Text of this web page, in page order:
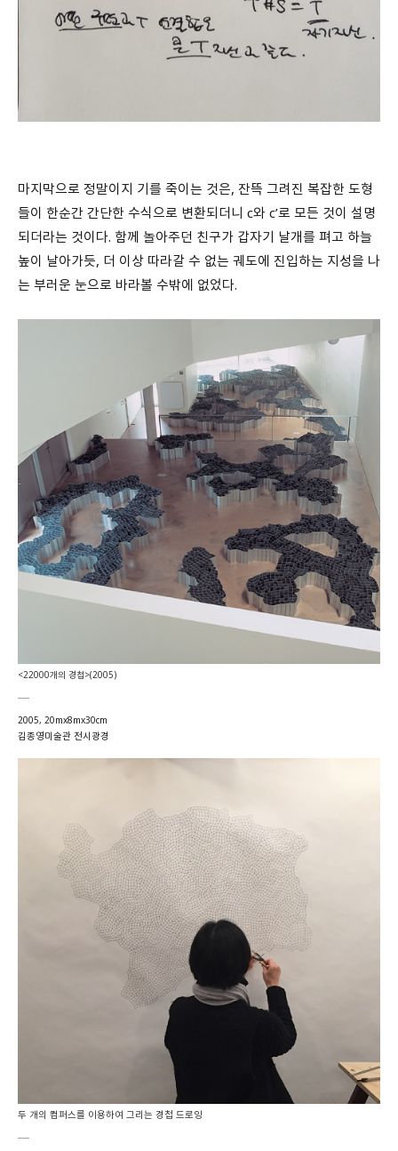
마지막으로 정말이지 기를 죽이는 것은, 잔뜩 그려진 복잡한 도형
들이 한순간 간단한 수식으로 변환되더니 c와 c’로 모든 것이 설명
되더라는 것이다. 함께 놀아주던 친구가 갑자기 날개를 펴고 하늘
높이 날아가듯, 더 이상 따라갈 수 없는 궤도에 진입하는 지성을 나
는 부러운 눈으로 바라볼 수밖에 없었다.
<22000개의 경첩>(2005)
2005, 20mx8mx30cm
김종영미술관 전시광경
두 개의 컴퍼스를 이용하여 그리는 경첩 드로잉